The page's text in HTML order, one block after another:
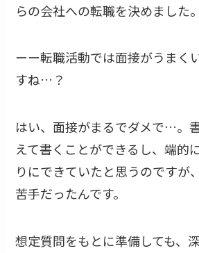
らの会社への転職を決めました。
ーー転職活動では面接がうまく
すね…？
はい、面接がまるでダメで…。
えて書くことができるし、端的
りにできていたと思うのですが
苦手だったんです。
想定質問をもとに準備しても、